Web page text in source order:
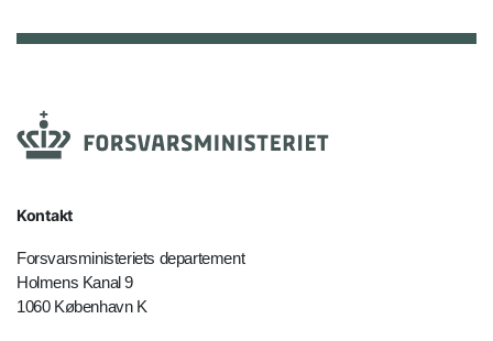
Kontakt
Forsvarsministeriets departement
Holmens Kanal 9
1060 København K